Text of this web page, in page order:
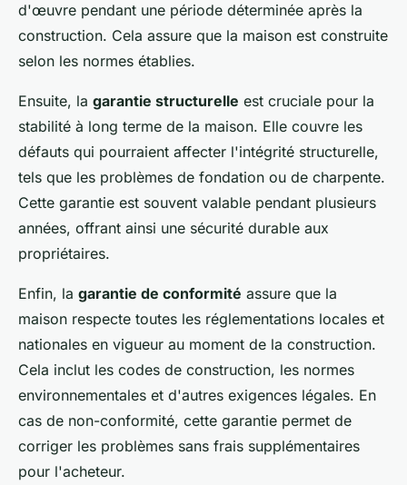
d'œuvre pendant une période déterminée après la
construction. Cela assure que la maison est construite
selon les normes établies.
Ensuite, la garantie structurelle est cruciale pour la
stabilité à long terme de la maison. Elle couvre les
défauts qui pourraient affecter l'intégrité structurelle,
tels que les problèmes de fondation ou de charpente.
Cette garantie est souvent valable pendant plusieurs
années, offrant ainsi une sécurité durable aux
propriétaires.
Enfin, la garantie de conformité assure que la
maison respecte toutes les réglementations locales et
nationales en vigueur au moment de la construction.
Cela inclut les codes de construction, les normes
environnementales et d'autres exigences légales. En
cas de non-conformité, cette garantie permet de
corriger les problèmes sans frais supplémentaires
pour l'acheteur.